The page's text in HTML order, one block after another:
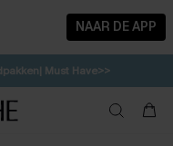
NAAR DE APP
korting>>
Must Have>>
korting>>
SW15